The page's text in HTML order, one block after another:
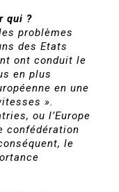
qui ?
problèmes
des Etats
ont conduit le
en plus
en une
».
ou l’Europe
confédération
le